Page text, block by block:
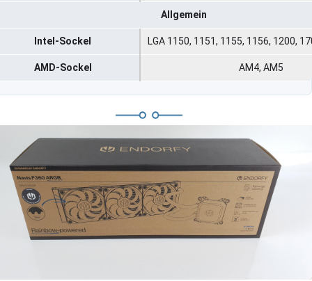
Allgemein
Intel-Sockel LGA 1150, 1151, 1155, 1156, 1200,
AMD-Sockel AM4, AM5